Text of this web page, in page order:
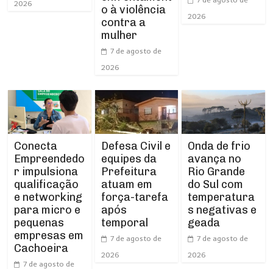
2026
o à violência
contra a
mulher
7 de agosto de
2026
2026
Conecta
Empreendedo
r impulsiona
qualificação
e networking
para micro e
pequenas
empresas em
Cachoeira
7 de agosto de
Defesa Civil e
equipes da
Prefeitura
atuam em
força-tarefa
após
temporal
7 de agosto de
2026
Onda de frio
avança no
Rio Grande
do Sul com
temperatura
s negativas e
geada
7 de agosto de
2026